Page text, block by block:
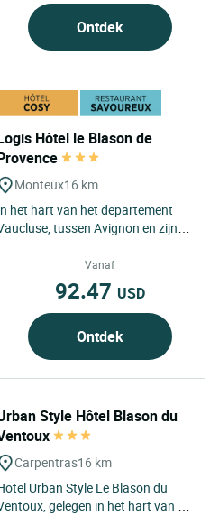
Ontdek
Hôtel le Blason de
Monteux16 km
het hart van het departement
tussen Avignon en zijn
Carpentras, het vertrekpunt...
Vanaf
92.47 USD
Ontdek
Style Hôtel Blason du
Carpentras16 km
Urban Style Le Blason du
gelegen in het hart van de